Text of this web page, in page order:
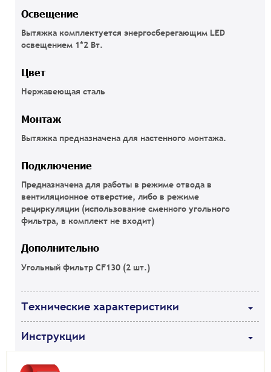
Освещение
Вытяжка комплектуется энергосберегающим LED
освещением 1*2 Вт.
Цвет
Нержавеющая сталь
Монтаж
Вытяжка предназначена для настенного монтажа.
Подключение
Предназначена для работы в режиме отвода в
вентиляционное отверстие, либо в режиме
рециркуляции (использование сменного угольного
фильтра, в комплект не входит)
Дополнительно
Угольный фильтр CF130 (2 шт.)
Технические характеристики
Инструкции